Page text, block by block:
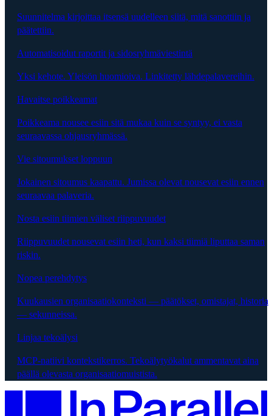
Suunnitelma kirjoittaa itsensä uudelleen siitä, mitä sanottiin ja
päätettiin.
Automatisoidut raportit ja sidosryhmäviestintä
Yksi kehote. Yleisön huomioiva. Linkitetty lähdepalavereihin.
Havaitse poikkeamat
Poikkeama nousee esiin sitä mukaa kuin se syntyy, ei vasta
seuraavassa ohjausryhmässä.
Vie sitoumukset loppuun
Jokainen sitoumus kaapattu. Jumissa olevat nousevat esiin ennen
seuraavaa palaveria.
Nosta esiin tiimien väliset riippuvuudet
Riippuvuudet nousevat esiin heti, kun kaksi tiimiä liputtaa saman
riskin.
Nopea perehdytys
Kuukausien organisaatiokonteksti — päätökset, omistajat, historia
— sekunneissa.
Linjaa tekoälysi
MCP-natiivi kontekstikerros. Tekoälytyökalut ammentavat aina
päällä olevasta organisaatiomuistista.